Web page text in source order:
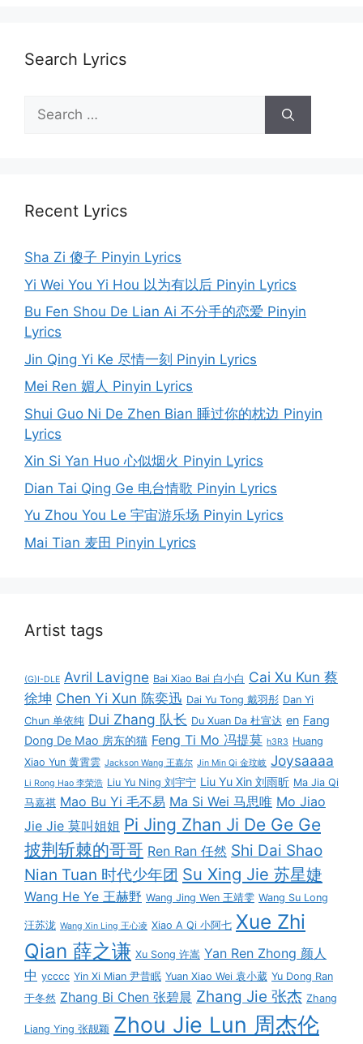
Search Lyrics
Search
for:
Recent Lyrics
Sha Zi 傻子 Pinyin Lyrics
Yi Wei You Yi Hou 以为有以后 Pinyin Lyrics
Bu Fen Shou De Lian Ai 不分手的恋爱 Pinyin
Lyrics
Jin Qing Yi Ke 尽情一刻 Pinyin Lyrics
Mei Ren 媚人 Pinyin Lyrics
Shui Guo Ni De Zhen Bian 睡过你的枕边 Pinyin
Lyrics
Xin Si Yan Huo 心似烟火 Pinyin Lyrics
Dian Tai Qing Ge 电台情歌 Pinyin Lyrics
Yu Zhou You Le 宇宙游乐场 Pinyin Lyrics
Mai Tian 麦田 Pinyin Lyrics
Artist tags
(G)I-DLE Avril Lavigne Bai Xiao Bai 白小白 Cai Xu Kun 蔡
徐坤 Chen Yi Xun 陈奕迅 Dai Yu Tong 戴羽彤 Dan Yi
Chun 单依纯 Dui Zhang 队长 Du Xuan Da 杜宣达 en Fang
Dong De Mao 房东的猫 Feng Ti Mo 冯提莫 h3R3 Huang
Xiao Yun 黄霄雲 Jackson Wang 王嘉尔 Jin Min Qi 金玟岐 Joysaaaa
Li Rong Hao 李荣浩 Liu Yu Ning 刘宇宁 Liu Yu Xin 刘雨昕 Ma Jia Qi
马嘉祺 Mao Bu Yi 毛不易 Ma Si Wei 马思唯 Mo Jiao
Jie Jie 莫叫姐姐 Pi Jing Zhan Ji De Ge Ge
披荆斩棘的哥哥 Ren Ran 任然 Shi Dai Shao
Nian Tuan 时代少年团 Su Xing Jie 苏星婕
Wang He Ye 王赫野 Wang Jing Wen 王靖雯 Wang Su Long
汪苏泷 Wang Xin Ling 王心凌 Xiao A Qi 小阿七 Xue Zhi
Qian 薛之谦 Xu Song 许嵩 Yan Ren Zhong 颜人
中 ycccc Yin Xi Mian 尹昔眠 Yuan Xiao Wei 袁小葳 Yu Dong Ran
于冬然 Zhang Bi Chen 张碧晨 Zhang Jie 张杰 Zhang
Liang Ying 张靓颖 Zhou Jie Lun 周杰伦